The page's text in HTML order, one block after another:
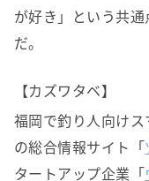
が好き」という共
だ。
【カズワタベ】
福岡で釣り人向け
の総合情報サイト「
タートアップ企業「